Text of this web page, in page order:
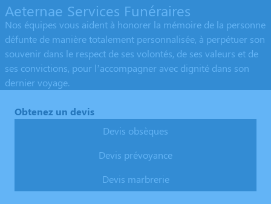
Aeternae Services Funéraires
Nos équipes vous aident à honorer la mémoire de la personne
défunte de manière totalement personnalisée, à perpétuer son
souvenir dans le respect de ses volontés, de ses valeurs et de
ses convictions, pour l’accompagner avec dignité dans son
dernier voyage.
Obtenez un devis
Devis obsèques
Devis prévoyance
Devis marbrerie